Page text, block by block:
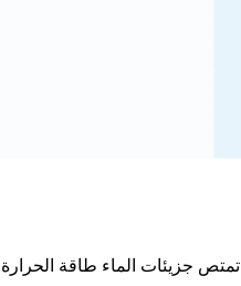
تمتص جزيئات الماء طاقة